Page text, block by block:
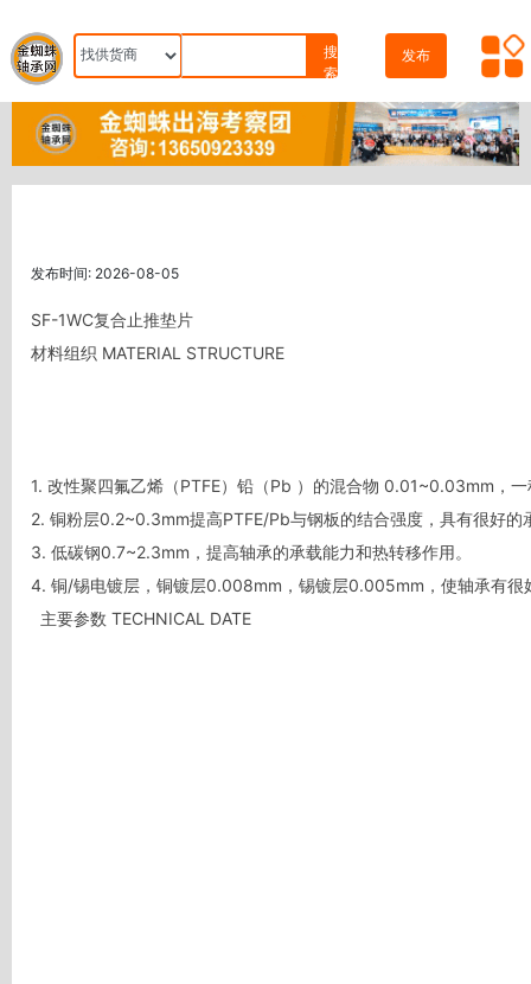
搜
索
发布
发布时间: 2026-08-05
SF-1WC复合止推垫片
材料组织 MATERIAL STRUCTURE
1. 改性聚四氟乙烯（PTFE）铅（Pb ）的混合物 0.01~0.03mm，
2. 铜粉层0.2~0.3mm提高PTFE/Pb与钢板的结合强度，具有很好
3. 低碳钢0.7~2.3mm，提高轴承的承载能力和热转移作用。
4. 铜/锡电镀层，铜镀层0.008mm，锡镀层0.005mm，使轴承有很
  主要参数 TECHNICAL DATE